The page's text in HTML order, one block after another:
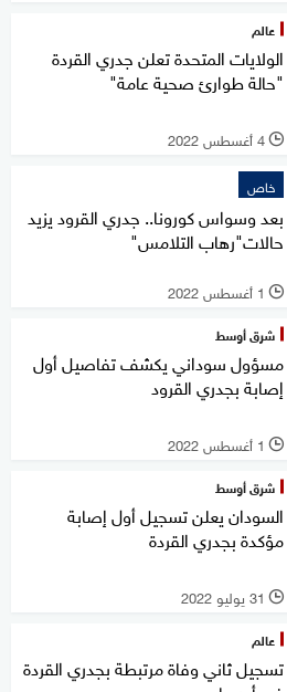
عالم
الولايات المتحدة تعلن جدري القردة
"حالة طوارئ صحية عامة"
l 4 أغسطس 2022
خاص
بعد وسواس كورونا.. جدري القرود يزيد
حالات"رهاب التلامس"
l 1 أغسطس 2022
شرق أوسط
مسؤول سوداني يكشف تفاصيل أول
إصابة بجدري القرود
l 1 أغسطس 2022
شرق أوسط
السودان يعلن تسجيل أول إصابة
مؤكدة بجدري القردة
l 31 يوليو 2022
عالم
تسجيل ثاني وفاة مرتبطة بجدري القردة